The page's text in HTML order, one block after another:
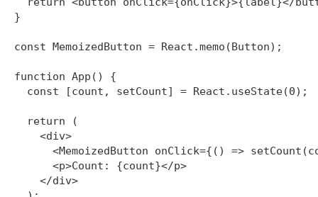
}
const MemoizedButton = React.memo(Button);
function App() {
  const [count, setCount] = React.useState(0);
  return (
    <div>
<MemoizedButton onClick={() =>
      <p>Count: {count}</p>
    </div>